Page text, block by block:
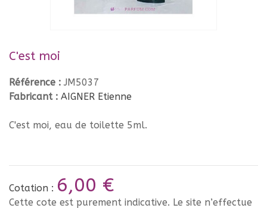
C'est moi
Référence : JM5037
Fabricant : AIGNER Etienne
C'est moi, eau de toilette 5ml.
Cotation : 6,00 €
Cette cote est purement indicative. Le site n’effectue